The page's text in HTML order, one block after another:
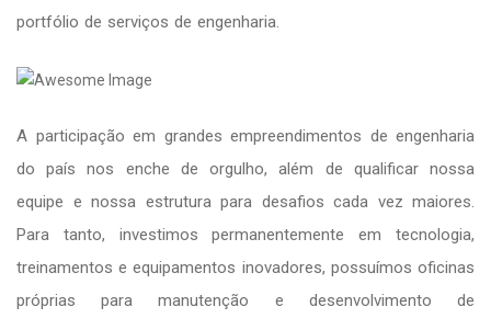
portfólio de serviços de engenharia.
A participação em grandes empreendimentos de engenharia
do país nos enche de orgulho, além de qualificar nossa
equipe e nossa estrutura para desafios cada vez maiores.
Para tanto, investimos permanentemente em tecnologia,
treinamentos e equipamentos inovadores, possuímos oficinas
próprias para manutenção e desenvolvimento de